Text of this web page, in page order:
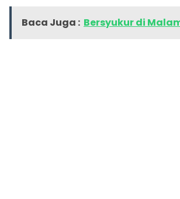
Baca Juga : Bersyukur di